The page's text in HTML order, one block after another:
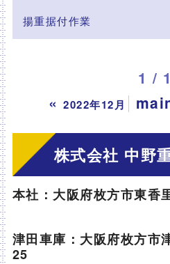
揚重据付作業
1 / 1
«2022年12月
株式会社 中野
本社：大阪府枚方市東香
津田車庫：大阪府枚方市
25